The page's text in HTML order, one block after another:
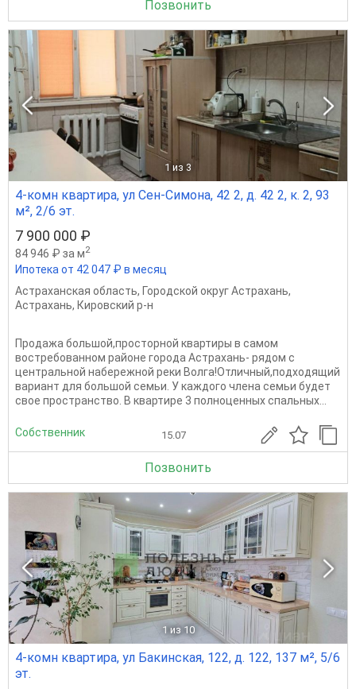
Позвонить
1 из 3
4-комн квартира, ул Сен-Симона, 42 2, д. 42 2, к. 2, 93
м², 2/6 эт.
7 900 000 ₽
84 946 ₽ за м2
Ипотека от 42 047 ₽ в месяц
Астраханская область, Городской округ Астрахань,
Астрахань, Кировский р-н
Продажа большой,просторной квартиры в самом
востребованном районе города Астрахань- рядом с
центральной набережной реки Волга!Отличный,подходящий
вариант для большой семьи. У каждого члена семьи будет
свое пространство. В квартире 3 полноценных спальных...
Собственник 15.07
Позвонить
1 из 10
4-комн квартира, ул Бакинская, 122, д. 122, 137 м², 5/6
эт.